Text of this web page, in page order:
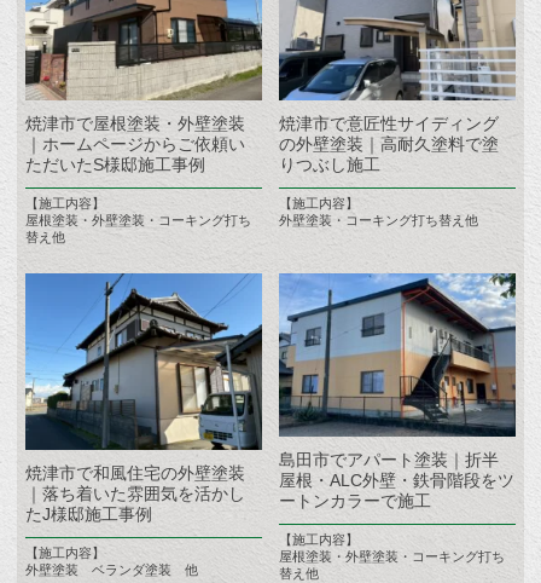
焼津市で屋根塗装・外壁塗装
｜ホームページからご依頼い
ただいたS様邸施工事例
【施工内容】
屋根塗装・外壁塗装・コーキング打ち
替え他
焼津市で意匠性サイディング
の外壁塗装｜高耐久塗料で塗
りつぶし施工
【施工内容】
外壁塗装・コーキング打ち替え他
焼津市で和風住宅の外壁塗装
｜落ち着いた雰囲気を活かし
たJ様邸施工事例
【施工内容】
外壁塗装 ベランダ塗装 他
島田市でアパート塗装｜折半
屋根・ALC外壁・鉄骨階段をツ
ートンカラーで施工
【施工内容】
屋根塗装・外壁塗装・コーキング打ち
替え他